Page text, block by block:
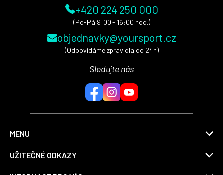
+420 224 250 000
(Po-Pá 9:00 - 16:00 hod.)
objednavky@yoursport.cz
(Odpovídáme zpravidla do 24h)
Sledujte nás
MENU
UŽITEČNÉ ODKAZY